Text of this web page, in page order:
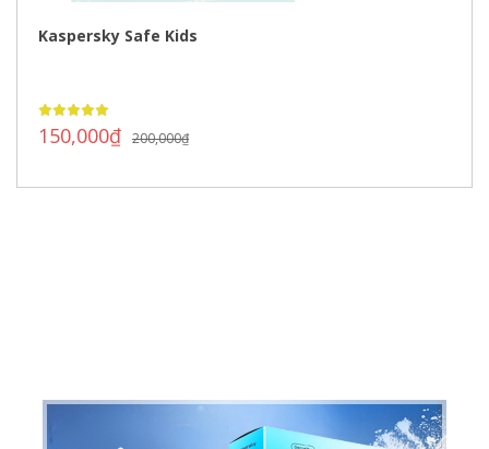
Kaspersky Safe Kids
200,000₫
150,000₫